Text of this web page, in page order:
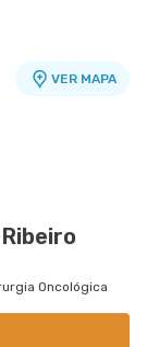
VER MAPA
Oncológica